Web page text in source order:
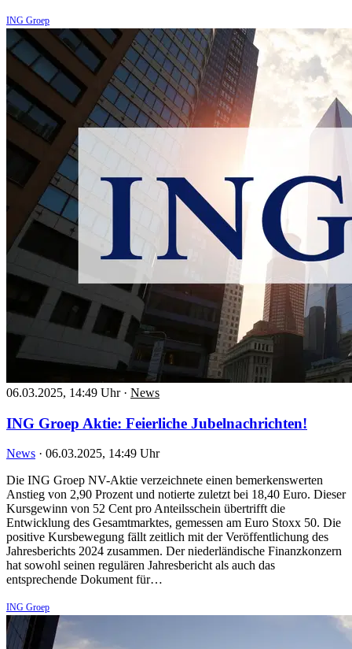
ING Groep
06.03.2025, 14:49 Uhr · News
ING Groep Aktie: Feierliche Jubelnachrichten!
News · 06.03.2025, 14:49 Uhr
Die ING Groep NV-Aktie verzeichnete einen bemerkenswerten
Anstieg von 2,90 Prozent und notierte zuletzt bei 18,40 Euro. Dieser
Kursgewinn von 52 Cent pro Anteilsschein übertrifft die
Entwicklung des Gesamtmarktes, gemessen am Euro Stoxx 50. Die
positive Kursbewegung fällt zeitlich mit der Veröffentlichung des
Jahresberichts 2024 zusammen. Der niederländische Finanzkonzern
hat sowohl seinen regulären Jahresbericht als auch das
entsprechende Dokument für…
ING Groep